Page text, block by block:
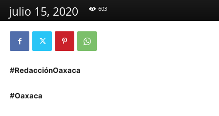
julio 15, 2020 603
#RedacciónOaxaca
#Oaxaca